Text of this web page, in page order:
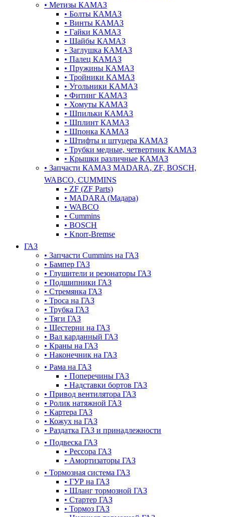
• Метизы КАМАЗ
• Болты КАМАЗ
• Винты КАМАЗ
• Гайки КАМАЗ
• Шайбы КАМАЗ
• Заглушка КАМАЗ
• Палец КАМАЗ
• Пружины КАМАЗ
• Тройники КАМАЗ
• Угольники КАМАЗ
• Фитинг КАМАЗ
• Хомуты КАМАЗ
• Шпильки КАМАЗ
• Шплинт КАМАЗ
• Шпонка КАМАЗ
• Штифты и штуцера КАМАЗ
• Трубки медные, четвертник КАМАЗ
• Крышки различные КАМАЗ
• Запчасти КАМАЗ MADARA, ZF, BOSCH,
WABCO, CUMMINS
• ZF (ZF Parts)
• MADARA (Мадара)
• WABCO
• Cummins
• BOSCH
• Knorr-Bremse
ГАЗ
• Запчасти Cummins на ГАЗ
• Бампер ГАЗ
• Глушители и резонаторы ГАЗ
• Подшипники ГАЗ
• Стремянка ГАЗ
• Троса на ГАЗ
• Трубка ГАЗ
• Тяги ГАЗ
• Шестерни на ГАЗ
• Вал карданный ГАЗ
• Краны на ГАЗ
• Наконечник на ГАЗ
• Рама на ГАЗ
• Поперечины ГАЗ
• Надставки бортов ГАЗ
• Привод вентилятора ГАЗ
• Ролик натяжной ГАЗ
• Картера ГАЗ
• Кожух на ГАЗ
• Раздатка ГАЗ и принадлежности
• Подвеска ГАЗ
• Рессора ГАЗ
• Амортизаторы ГАЗ
• Тормозная система ГАЗ
• ГУР на ГАЗ
• Шланг тормозной ГАЗ
• Стартер ГАЗ
• Тормоз ГАЗ